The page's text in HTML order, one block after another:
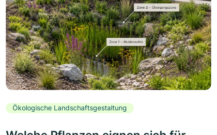
Ökologische Landschaftsgestaltung